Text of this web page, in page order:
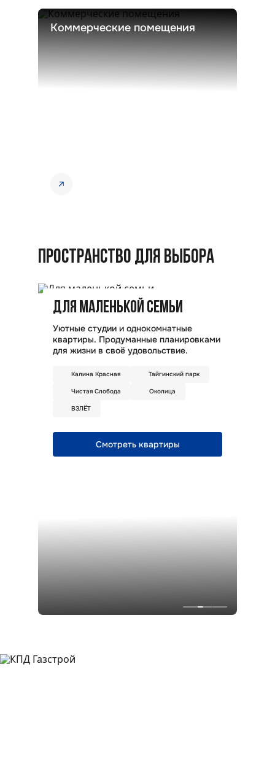
Коммерческие помещения
ПРОСТРАНСТВО ДЛЯ ВЫБОРА
ДЛЯ МАЛЕНЬКОЙ СЕМЬИ
Уютные студии и однокомнатные
квартиры. Продуманные планировками
для жизни в своё удовольствие.
Калина Красная Тайгинский парк
Чистая Слобода Околица
ВЗЛЁТ
Смотреть квартиры